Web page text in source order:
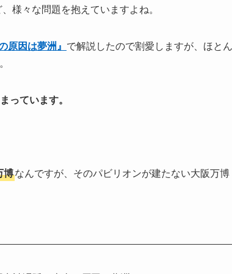
様々な問題を抱えていますよね。
原因は夢洲』 で解説したので割愛しますが、ほとん
っています。
博なんですが、そのパビリオンが建たない大阪万博